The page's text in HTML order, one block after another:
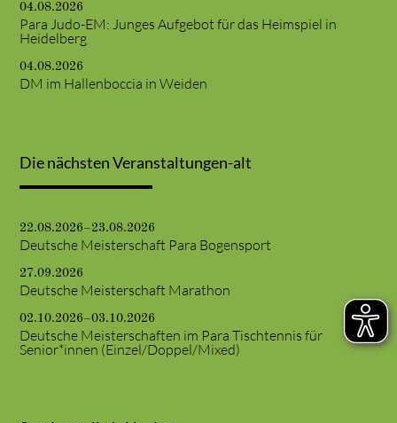
04.08.2026
Para Judo-EM: Junges Aufgebot für das Heimspiel in
Heidelberg
04.08.2026
DM im Hallenboccia in Weiden
Die nächsten Veranstaltungen-alt
22.08.2026–23.08.2026
Deutsche Meisterschaft Para Bogensport
27.09.2026
Deutsche Meisterschaft Marathon
02.10.2026–03.10.2026
Deutsche Meisterschaften im Para Tischtennis für
Senior*innen (Einzel/Doppel/Mixed)